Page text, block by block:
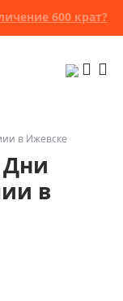
600 крат?
в Ижевске
в